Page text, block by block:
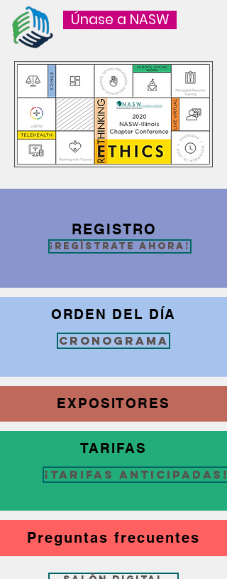
Únase a NASW
REGISTRO
¡Regístrate ahora!
ORDEN DEL DÍA
Cronograma
EXPOSITORES
TARIFAS
¡Tarifas anticipadas!
Preguntas frecuentes